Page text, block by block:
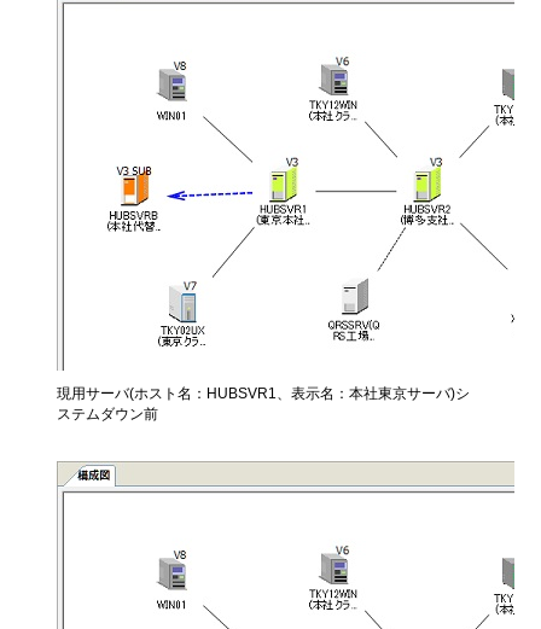
現用サーバ(ホスト名：HUBSVR1、表示名：本社東京サーバ)シ
ステムダウン前